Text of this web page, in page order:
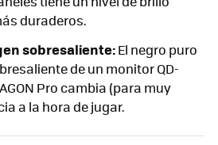
duraderos.
sobresaliente:El negro puro
de un monitor QD-
Pro cambia (para muy
a la hora de jugar.